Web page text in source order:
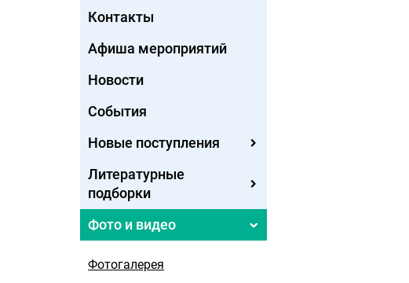
Контакты
Афиша мероприятий
Новости
События
Новые поступления
Литературные
подборки
Фото и видео
Фотогалерея